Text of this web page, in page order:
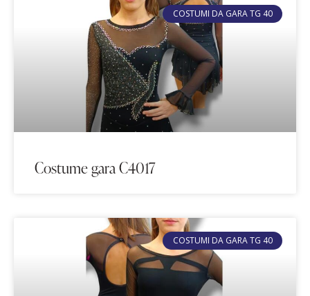
COSTUMI DA GARA TG 40
Costume gara C4017
COSTUMI DA GARA TG 40